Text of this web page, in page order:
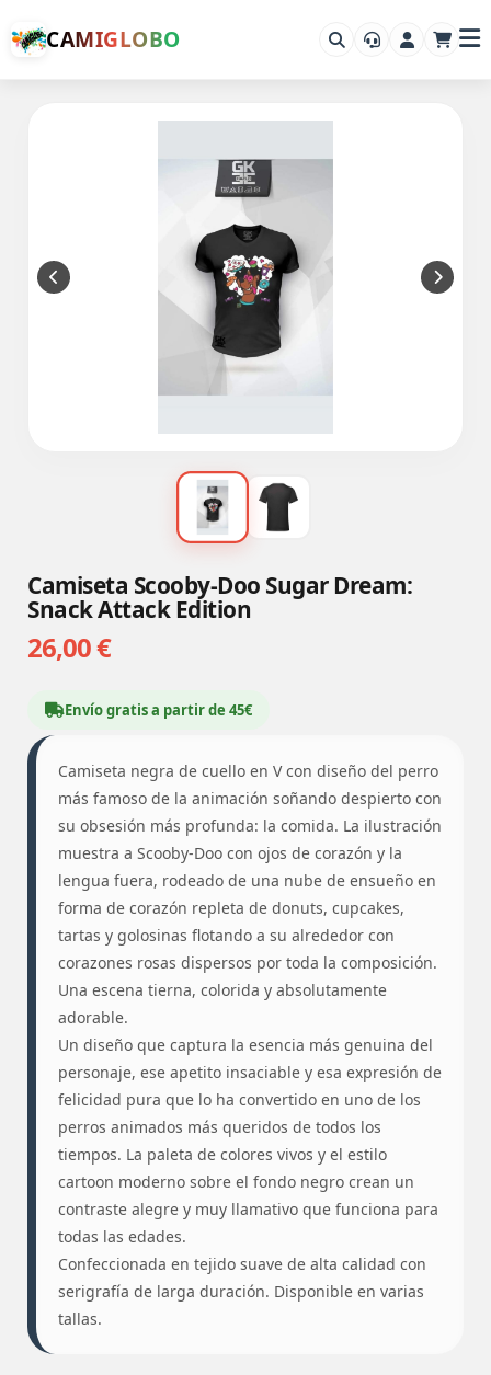
CAMIGLOBO
Camiseta Scooby-Doo Sugar Dream:
Snack Attack Edition
26,00 €
Envío gratis a partir de 45€
Camiseta negra de cuello en V con diseño del perro
más famoso de la animación soñando despierto con
su obsesión más profunda: la comida. La ilustración
muestra a Scooby-Doo con ojos de corazón y la
lengua fuera, rodeado de una nube de ensueño en
forma de corazón repleta de donuts, cupcakes,
tartas y golosinas flotando a su alrededor con
corazones rosas dispersos por toda la composición.
Una escena tierna, colorida y absolutamente
adorable.
Un diseño que captura la esencia más genuina del
personaje, ese apetito insaciable y esa expresión de
felicidad pura que lo ha convertido en uno de los
perros animados más queridos de todos los
tiempos. La paleta de colores vivos y el estilo
cartoon moderno sobre el fondo negro crean un
contraste alegre y muy llamativo que funciona para
todas las edades.
Confeccionada en tejido suave de alta calidad con
serigrafía de larga duración. Disponible en varias
tallas.